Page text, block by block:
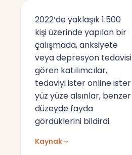
2022’de yaklaşık 1.500
kişi üzerinde yapılan bir
çalışmada, anksiyete
veya depresyon tedavisi
gören katılımcılar,
tedaviyi ister online ister
yüz yüze alsınlar, benzer
düzeyde fayda
gördüklerini bildirdi.
Kaynak